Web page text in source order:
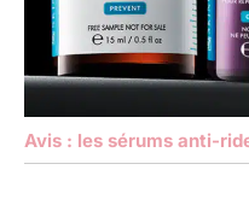
Avis : les sérums anti-